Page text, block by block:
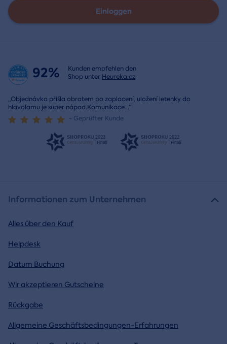
Einloggen
92%
Kunden empfehlen den
Shop unter Heureka.cz
„Objednávka přišla obratem po zaplacení, uložení letenky do
hlavolamu je super nápad.Komunikace...“
- Geprüfter Kunde
Informationen zum Unternehmen
Alles über den Kauf
Helpdesk
Datum Buchung
Wir akzeptieren Gutscheine
Rückgabe
Allgemeine Geschäftsbedingungen-Erfahrungen